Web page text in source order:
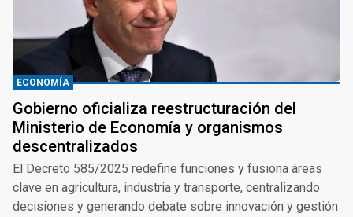
ECONOMÍA
Gobierno oficializa reestructuración del
Ministerio de Economía y organismos
descentralizados
El Decreto 585/2025 redefine funciones y fusiona áreas
clave en agricultura, industria y transporte, centralizando
decisiones y generando debate sobre innovación y gestión